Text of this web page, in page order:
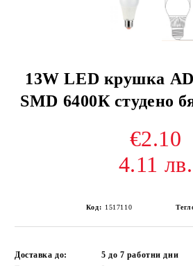
13W LED крушка
SMD 6400К студено
€2.10
4.11 лв.
Код: 1517110
Доставка до: 5 до 7 работнидни